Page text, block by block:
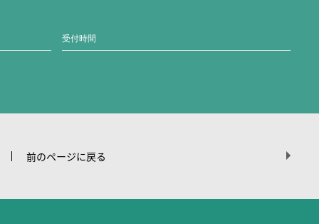
受付時間
前のページに戻る